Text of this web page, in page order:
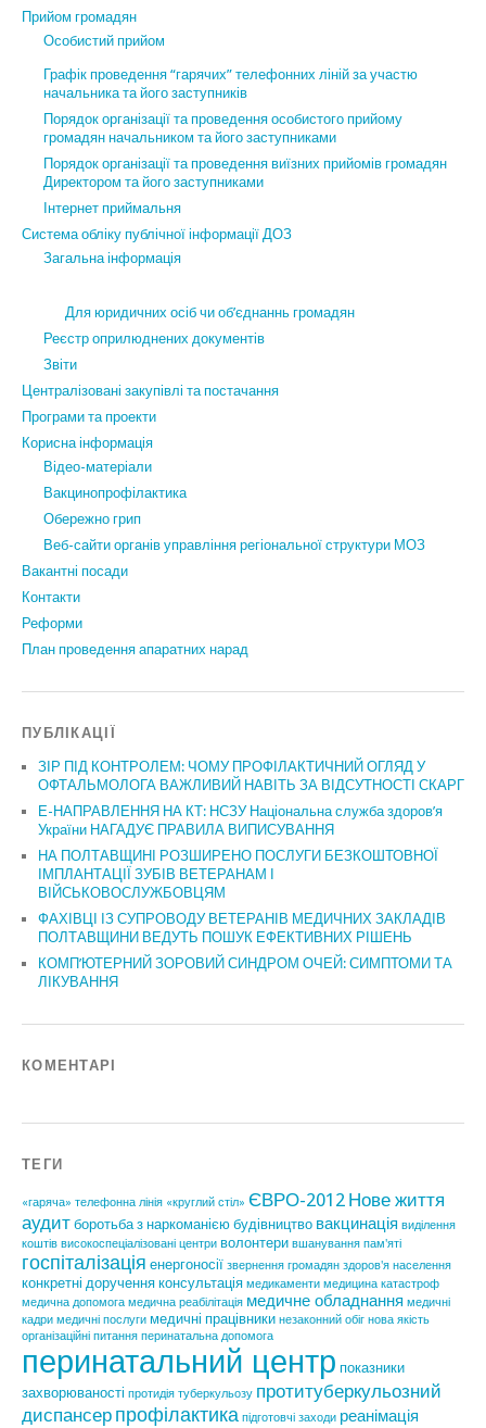
Прийом громадян
Особистий прийом
Графік проведення “гарячих” телефонних ліній за участю
начальника та його заступників
Порядок організації та проведення особистого прийому
громадян начальником та його заступниками
Порядок організації та проведення виїзних прийомів громадян
Директором та його заступниками
Інтернет приймальня
Система обліку публічної інформації ДОЗ
Загальна інформація
Для юридичних осіб чи об’єднаннь громадян
Реєстр оприлюднених документів
Звіти
Централізовані закупівлі та постачання
Програми та проекти
Корисна інформація
Відео-матеріали
Вакцинопрофілактика
Обережно грип
Веб-сайти органів управління регіональної структури МОЗ
Вакантні посади
Контакти
Реформи
План проведення апаратних нарад
ПУБЛІКАЦІЇ
ЗІР ПІД КОНТРОЛЕМ: ЧОМУ ПРОФІЛАКТИЧНИЙ ОГЛЯД У
ОФТАЛЬМОЛОГА ВАЖЛИВИЙ НАВІТЬ ЗА ВІДСУТНОСТІ СКАРГ
Е-НАПРАВЛЕННЯ НА КТ: НСЗУ Національна служба здоров’я
України НАГАДУЄ ПРАВИЛА ВИПИСУВАННЯ
НА ПОЛТАВЩИНІ РОЗШИРЕНО ПОСЛУГИ БЕЗКОШТОВНОЇ
ІМПЛАНТАЦІЇ ЗУБІВ ВЕТЕРАНАМ І
ВІЙСЬКОВОСЛУЖБОВЦЯМ
ФАХІВЦІ ІЗ СУПРОВОДУ ВЕТЕРАНІВ МЕДИЧНИХ ЗАКЛАДІВ
ПОЛТАВЩИНИ ВЕДУТЬ ПОШУК ЕФЕКТИВНИХ РІШЕНЬ
КОМП’ЮТЕРНИЙ ЗОРОВИЙ СИНДРОМ ОЧЕЙ: СИМПТОМИ ТА
ЛІКУВАННЯ
КОМЕНТАРІ
ТЕГИ
«гаряча» телефонна лінія «круглий стіл» ЄВРО-2012 Нове життя
аудит боротьба з наркоманією будівництво вакцинація виділення
коштів високоспеціалізовані центри волонтери вшанування пам'яті
госпіталізація енергоносії звернення громадян здоров'я населення
конкретні доручення консультація медикаменти медицина катастроф
медична допомога медична реабілітація медичне обладнання медичні
кадри медичні послуги медичні працівники незаконний обіг нова якість
організаційні питання перинатальна допомога
перинатальний центр показники
захворюваності протидія туберкульозу протитуберкульозний
диспансер профілактика підготовчі заходи реанімація